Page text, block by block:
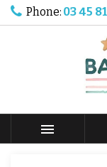
Phone: 03 45
